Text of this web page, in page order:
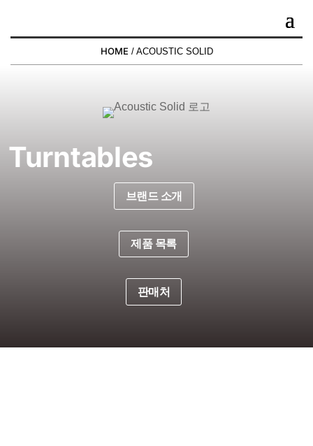
HOME / ACOUSTIC SOLID
Turntables
브랜드 소개
제품 목록
판매처